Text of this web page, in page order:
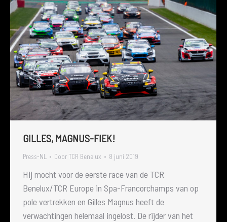
GILLES, MAGNUS-FIEK!
Press-NL Door TCR Benelux 8 juni 2019
Hij mocht voor de eerste race van de TCR
Benelux/TCR Europe in Spa-Francorchamps van op
pole vertrekken en Gilles Magnus heeft de
verwachtingen helemaal ingelost. De rijder van het